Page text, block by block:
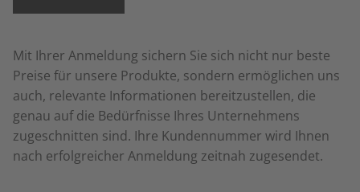
Mit Ihrer Anmeldung sichern Sie sich nicht nur beste
Preise für unsere Produkte, sondern ermöglichen uns
auch, relevante Informationen bereitzustellen, die
genau auf die Bedürfnisse Ihres Unternehmens
zugeschnitten sind. Ihre Kundennummer wird Ihnen
nach erfolgreicher Anmeldung zeitnah zugesendet.